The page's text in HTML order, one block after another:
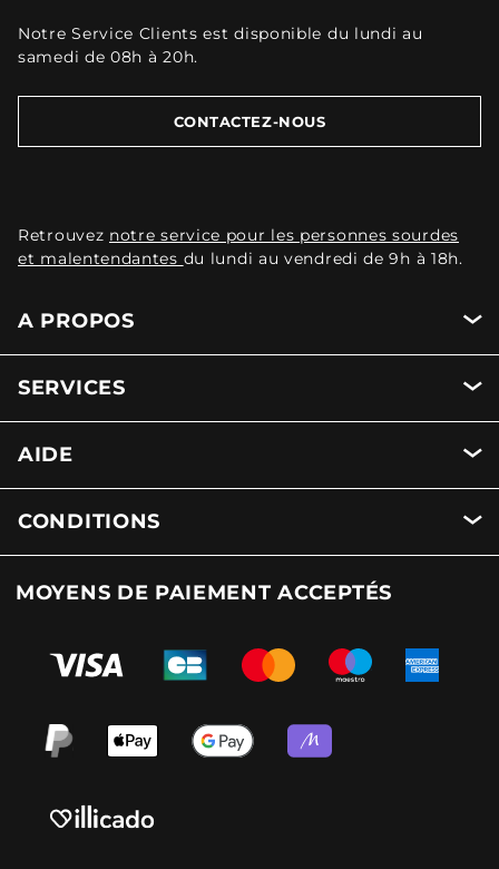
Notre Service Clients est disponible du lundi au
samedi de 08h à 20h.
CONTACTEZ-NOUS
Retrouvez notre service pour les personnes sourdes
et malentendantes du lundi au vendredi de 9h à 18h.
A PROPOS
SERVICES
AIDE
CONDITIONS
MOYENS DE PAIEMENT ACCEPTÉS